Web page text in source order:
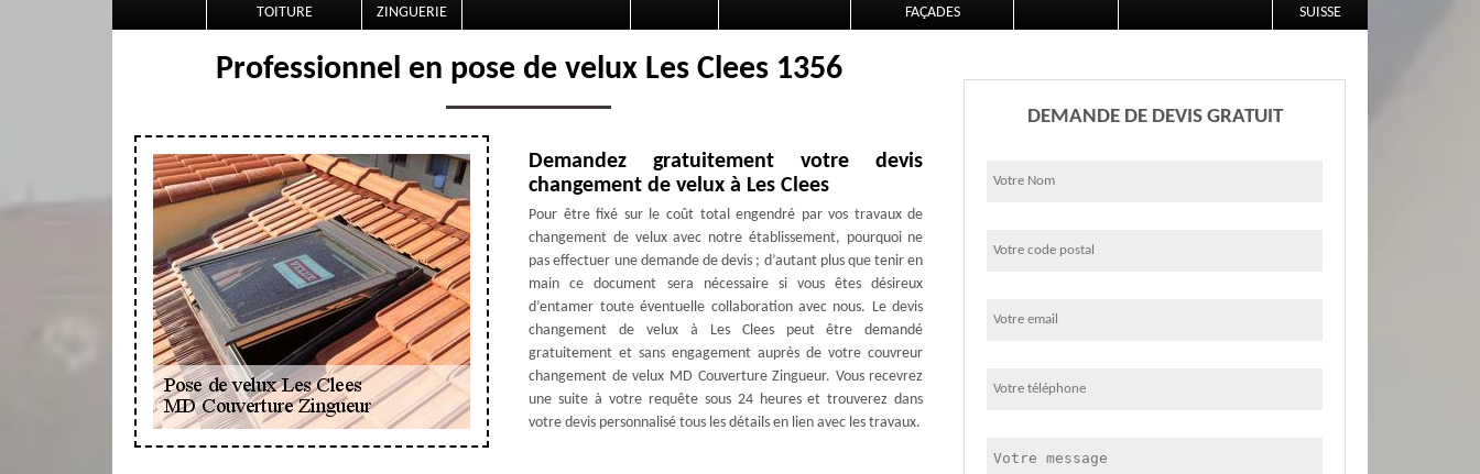
TOITURE
ZINGUERIE
FAÇADES
SUISSE
Professionnel en pose de velux Les Clees 1356
Demandez gratuitement votre devis
changement de velux à Les Clees
Pour être fixé sur le coût total engendré par vos travaux de
changement de velux avec notre établissement, pourquoi ne
pas effectuer une demande de devis ; d’autant plus que tenir en
main ce document sera nécessaire si vous êtes désireux
d’entamer toute éventuelle collaboration avec nous. Le devis
changement de velux à Les Clees peut être demandé
gratuitement et sans engagement auprès de votre couvreur
changement de velux MD Couverture Zingueur. Vous recevrez
une suite à votre requête sous 24 heures et trouverez dans
votre devis personnalisé tous les détails en lien avec les travaux.
DEMANDE DE DEVIS GRATUIT